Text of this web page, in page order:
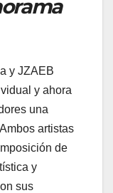
y JZAEB
y ahora
una
artistas
de
y
sus